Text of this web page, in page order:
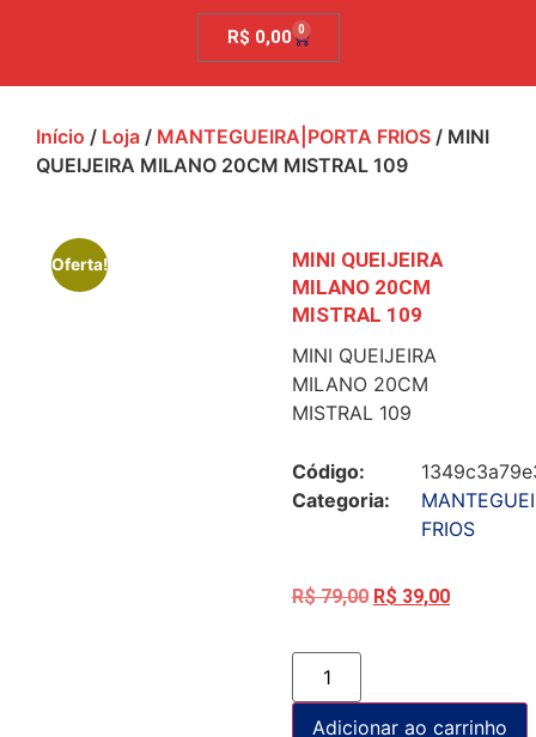
R$ 0,00 0
Início / Loja / MANTEGUEIRA|PORTA FRIOS / MINI
QUEIJEIRA MILANO 20CM MISTRAL 109
Oferta!
MINI QUEIJEIRA
MILANO 20CM
MISTRAL 109
MINI QUEIJEIRA
MILANO 20CM
MISTRAL 109
Código:
Categoria:
FRIOS
R$79,00 R$ 39,00
Adicionar ao carrinho